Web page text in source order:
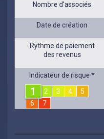
Nombre d'associés
Date de création
Rythme de paiement
des revenus
Indicateur de risque *
1 2 3 4
5
6
7